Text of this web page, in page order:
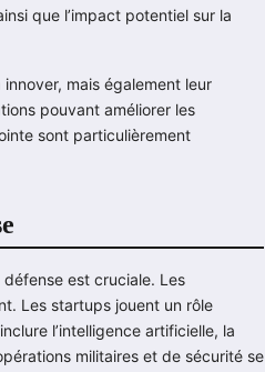
que l’impact potentiel sur la
mais également leur
pouvant améliorer les
sont particulièrement
est cruciale. Les
Les startups jouent un rôle
l’intelligence artificielle, la
militaires et de sécurité se